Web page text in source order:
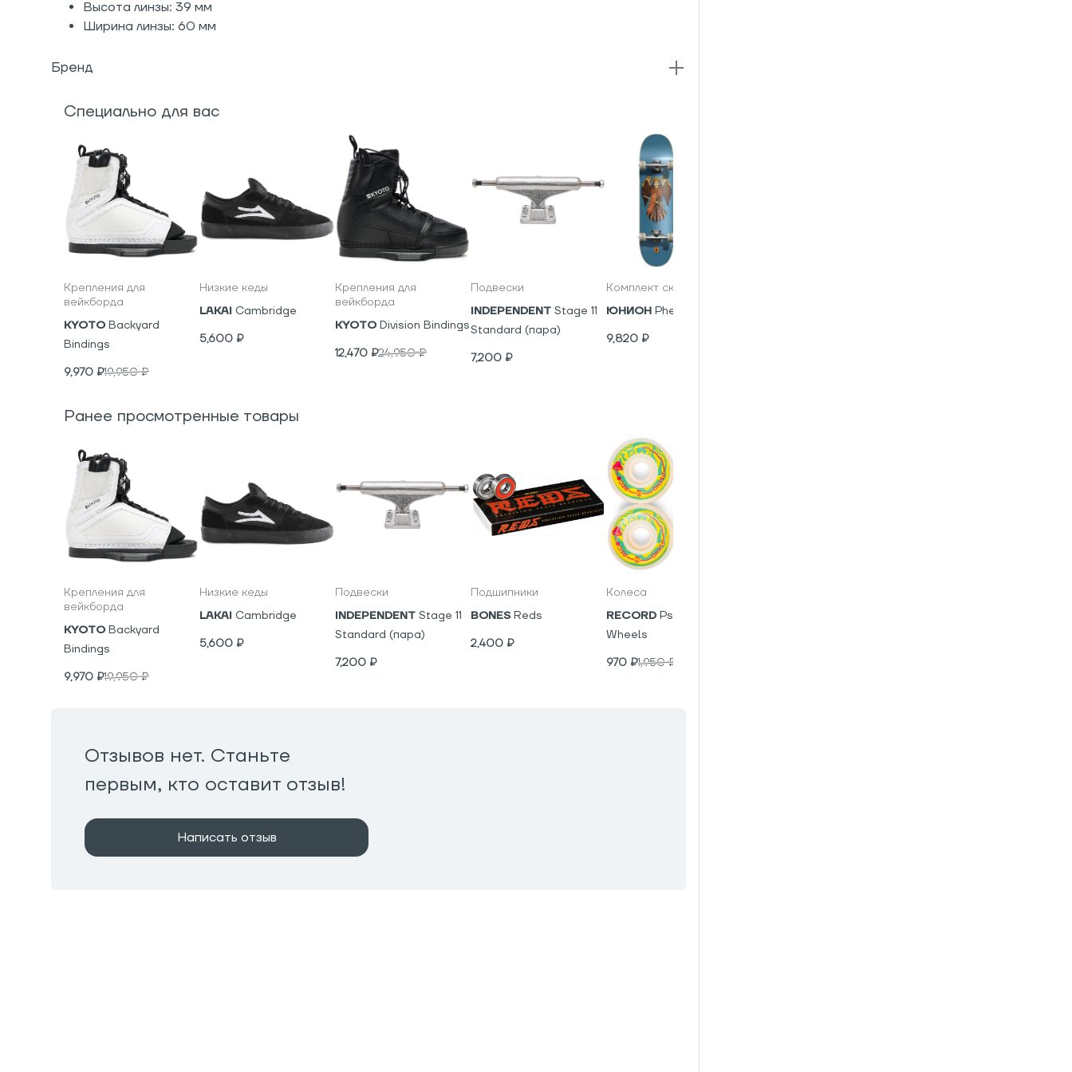
Высота линзы: 39 мм
Ширина линзы: 60 мм
Бренд
Специально для вас
Крепления для
вейкборда
KYOTO Backyard
Bindings
9,970 ₽19,950₽
Низкие кеды
LAKAI Cambridge
5,600 ₽
Крепления для
вейкборда
KYOTO Division Bindings
12,470 ₽24,950₽
Подвески
INDEPENDENT Stage 11
Standard (пара)
7,200 ₽
Комплект скейтборд
ЮНИОН Phenics
9,820 ₽
Ранее просмотренные товары
Крепления для
вейкборда
KYOTO Backyard
Bindings
9,970 ₽19,950₽
Низкие кеды
LAKAI Cambridge
5,600 ₽
Подвески
INDEPENDENT Stage 11
Standard (пара)
7,200 ₽
Подшипники
BONES Reds
2,400 ₽
Колеса
RECORD Psyho V5
Wheels
970 ₽1,950₽
Отзывов нет. Станьте
первым, кто оставит отзыв!
Написать отзыв